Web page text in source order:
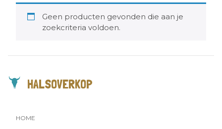
Geen producten gevonden die aan je
zoekcriteria voldoen.
HALSOVERKOP
HOME